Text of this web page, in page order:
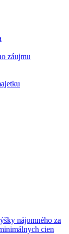
záujmu
nájomného za
cien